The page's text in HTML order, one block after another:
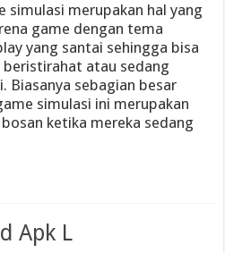
simulasi merupakan hal yang
game dengan tema
yang santai sehingga bisa
atau sedang
Biasanya sebagian besar
simulasi ini merupakan
ketika mereka sedang
Apk L